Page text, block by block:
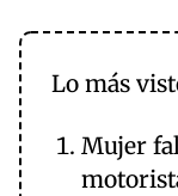
Lo más
Mujer